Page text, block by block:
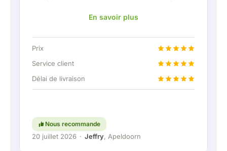
en tant que client. Rico m'a tenu bien informé de
partagée. Après avoir convenu de la livraison, on
m'a même proposé gratuitement une connexion
fixe pour pouvoir raccorder la batterie
super, évidemment. En bref : une entreprise très
En savoir plus
Prix
Service client
Délai de livraison
Nous recommande
20 juillet 2026 · Jeffry, Apeldoorn